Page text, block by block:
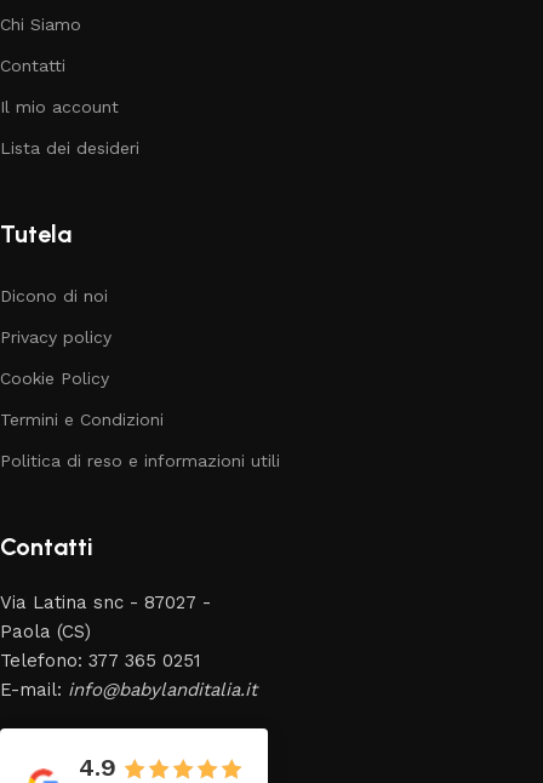
Chi Siamo
Contatti
Il mio account
Lista dei desideri
Tutela
Dicono di noi
Privacy policy
Cookie Policy
Termini e Condizioni
Politica di reso e informazioni utili
Contatti
Via Latina snc - 87027 -
Paola (CS)
Telefono: 377 365 0251
E-mail: info@babylanditalia.it
4.9